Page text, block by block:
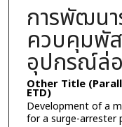
การพัฒนา
ควบคุมพั
อุปกรณ์ล่
Other Title
ETD)
Development of a
for a surge-arrester